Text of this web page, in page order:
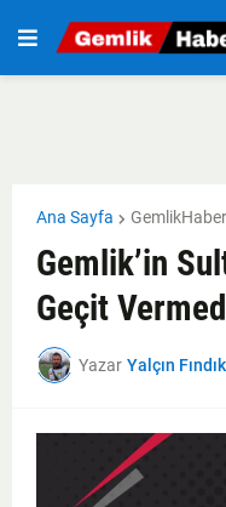
Ana Sayfa GemlikHaber
Gemlik’in
Geçit
Yazar Yalçın Fındık